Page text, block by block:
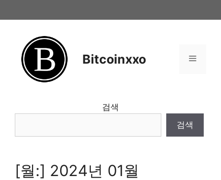
to
Bitcoinxxo Menu
검색
검색
[월:] 2024년 01월